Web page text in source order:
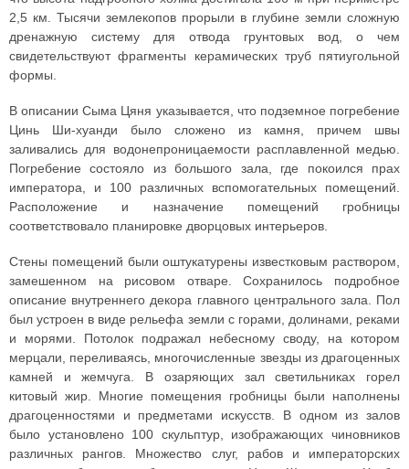
2,5 км. Тысячи землекопов прорыли в глубине земли сложную
дренажную систему для отвода грунтовых вод, о чем
свидетельствуют фрагменты керамических труб пятиугольной
формы.
В описании Сыма Цяня указывается, что подземное погребение
Цинь Ши-хуанди было сложено из камня, причем швы
заливались для водонепроницаемости расплавленной медью.
Погребение состояло из большого зала, где покоился прах
императора, и 100 различных вспомогательных помещений.
Расположение и назначение помещений гробницы
соответствовало планировке дворцовых интерьеров.
Стены помещений были оштукатурены известковым раствором,
замешенном на рисовом отваре. Сохранилось подробное
описание внутреннего декора главного центрального зала. Пол
был устроен в виде рельефа земли с горами, долинами, реками
и морями. Потолок подражал небесному своду, на котором
мерцали, переливаясь, многочисленные звезды из драгоценных
камней и жемчуга. В озаряющих зал светильниках горел
китовый жир. Многие помещения гробницы были наполнены
драгоценностями и предметами искусств. В одном из залов
было установлено 100 скульптур, изображающих чиновников
различных рангов. Множество слуг, рабов и императорских